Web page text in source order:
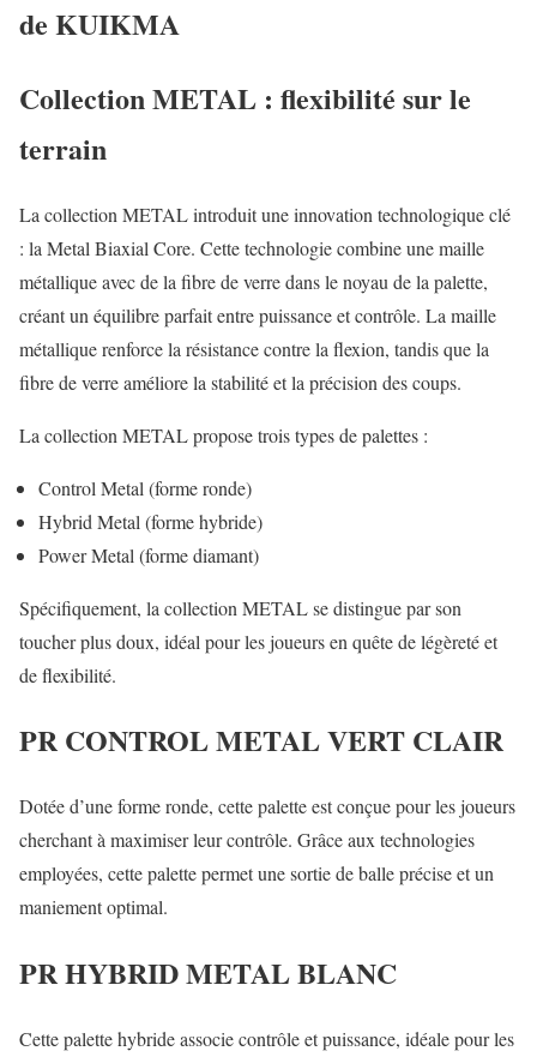
de KUIKMA
Collection METAL : flexibilité sur le
terrain
La collection METAL introduit une innovation technologique clé
: la Metal Biaxial Core. Cette technologie combine une maille
métallique avec de la fibre de verre dans le noyau de la palette,
créant un équilibre parfait entre puissance et contrôle. La maille
métallique renforce la résistance contre la flexion, tandis que la
fibre de verre améliore la stabilité et la précision des coups.
La collection METAL propose trois types de palettes :
Control Metal (forme ronde)
Hybrid Metal (forme hybride)
Power Metal (forme diamant)
Spécifiquement, la collection METAL se distingue par son
toucher plus doux, idéal pour les joueurs en quête de légèreté et
de flexibilité.
PR CONTROL METAL VERT CLAIR
Dotée d’une forme ronde, cette palette est conçue pour les joueurs
cherchant à maximiser leur contrôle. Grâce aux technologies
employées, cette palette permet une sortie de balle précise et un
maniement optimal.
PR HYBRID METAL BLANC
Cette palette hybride associe contrôle et puissance, idéale pour les